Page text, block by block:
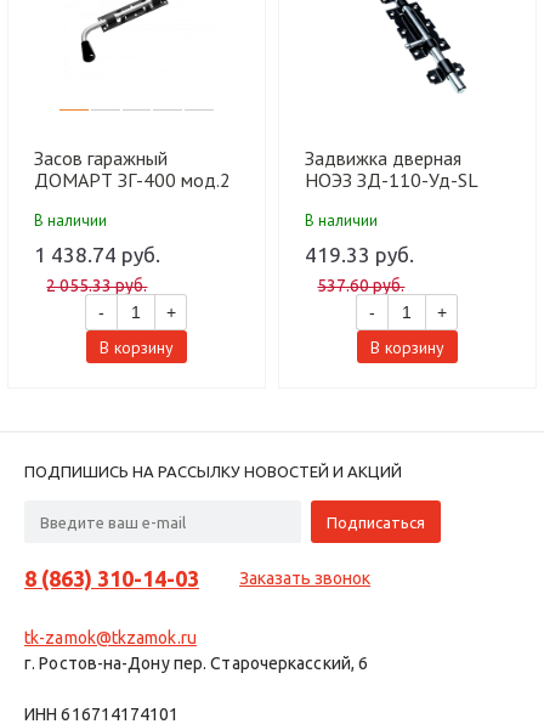
Засов гаражный
ДОМАРТ ЗГ-400 мод.2
В наличии
1 438.74 руб.
2 055.33 руб.
-
+
В корзину
Задвижка дверная
НОЭЗ ЗД-110-Уд-SL
(15шт)
В наличии
419.33 руб.
537.60 руб.
-
+
В корзину
ПОДПИШИСЬ НА РАССЫЛКУ НОВОСТЕЙ И АКЦИЙ
8 (863) 310-14-03 Заказать звонок
tk-zamok@tkzamok.ru
г. Ростов-на-Дону пер. Старочеркасский, 6
ИНН 616714174101